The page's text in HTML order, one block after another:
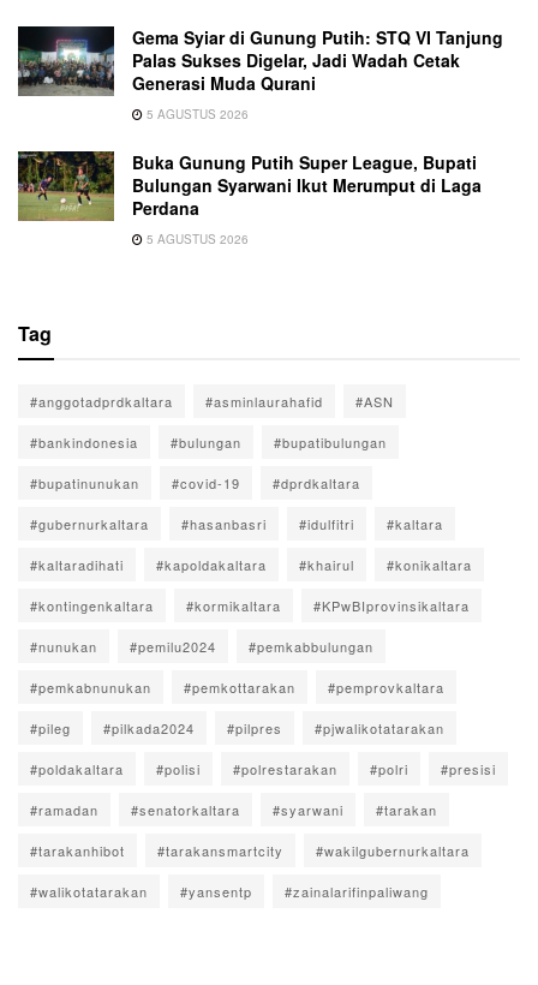
Gema Syiar di Gunung Putih: STQ VI Tanjung
Palas Sukses Digelar, Jadi Wadah Cetak
Generasi Muda Qurani
5 AGUSTUS 2026
Buka Gunung Putih Super League, Bupati
Bulungan Syarwani Ikut Merumput di Laga
Perdana
5 AGUSTUS 2026
Tag
#anggotadprdkaltara #asminlaurahafid #ASN
#bankindonesia #bulungan #bupatibulungan
#bupatinunukan #covid-19 #dprdkaltara
#gubernurkaltara #hasanbasri #idulfitri #kaltara
#kaltaradihati #kapoldakaltara #khairul #konikaltara
#kontingenkaltara #kormikaltara #KPwBIprovinsikaltara
#nunukan #pemilu2024 #pemkabbulungan
#pemkabnunukan #pemkottarakan #pemprovkaltara
#pileg #pilkada2024 #pilpres #pjwalikotatarakan
#poldakaltara #polisi #polrestarakan #polri #presisi
#ramadan #senatorkaltara #syarwani #tarakan
#tarakanhibot #tarakansmartcity #wakilgubernurkaltara
#walikotatarakan #yansentp #zainalarifinpaliwang